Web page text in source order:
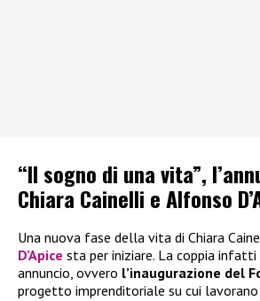
“Il sogno di una vita”,
Chiara Cainelli e Alfonso
Una nuova fase della vita di Chiara
D’Apice sta per iniziare. La coppia
annuncio, ovvero l’inaugurazione del
progetto imprenditoriale su cui lavorano